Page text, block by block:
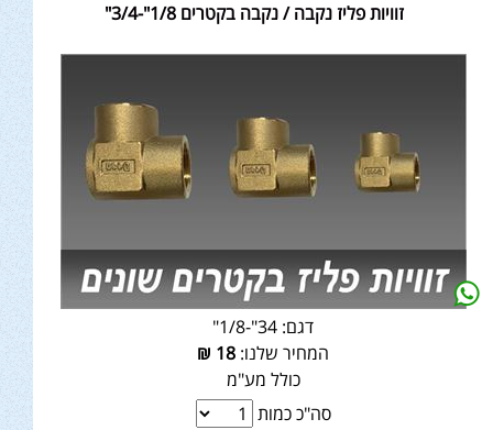
זוויות פליז נקבה / נקבה בקטרים 1/8"-3/4"
דגם: 34"-1/8"
המחיר שלנו: 18
₪
כולל מע"מ
סה"כ כמות